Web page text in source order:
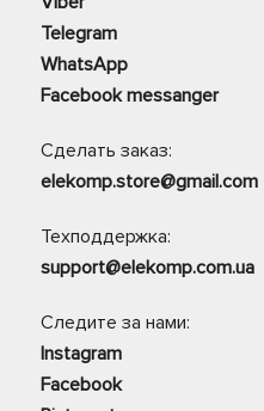
Telegram
WhatsApp
Facebook messanger
Сделать заказ:
elekomp.store@gmail.com
Техподдержка:
support@elekomp.com.ua
Следите за нами:
Instagram
Facebook